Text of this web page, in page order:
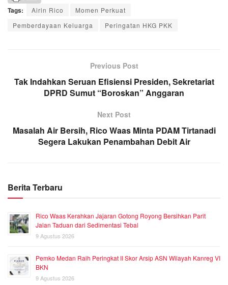
Tags: Airin Rico
Momen Perkuat
Pemberdayaan Keluarga
Peringatan HKG PKK
Previous Post
Tak Indahkan Seruan Efisiensi Presiden, Sekretariat
DPRD Sumut “Boroskan” Anggaran
Next Post
Masalah Air Bersih, Rico Waas Minta PDAM Tirtanadi
Segera Lakukan Penambahan Debit Air
Berita Terbaru
Rico Waas Kerahkan Jajaran Gotong Royong Bersihkan Parit
Jalan Taduan dari Sedimentasi Tebal
9 Agustus 2026
Pemko Medan Raih Peringkat II Skor Arsip ASN Wilayah Kanreg VI
BKN
9 Agustus 2026